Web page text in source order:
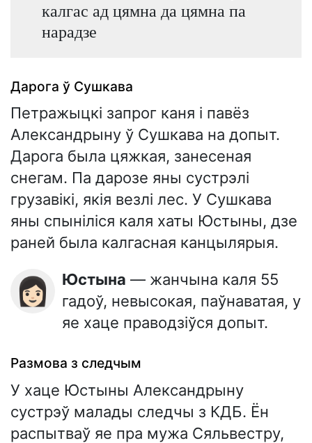
калгас ад цямна да цямна па
нарадзе
Дарога ў Сушкава
Петражыцкі запрог каня і павёз
Александрыну ў Сушкава на допыт.
Дарога была цяжкая, занесеная
снегам. Па дарозе яны сустрэлі
грузавікі, якія везлі лес. У Сушкава
яны спыніліся каля хаты Юстыны, дзе
раней была калгасная канцылярыя.
👩🏻 Юстына — жанчына каля 55
гадоў, невысокая, паўнаватая, у
яе хаце праводзіўся допыт.
Размова з следчым
У хаце Юстыны Александрыну
сустрэў малады следчы з КДБ. Ён
распытваў яе пра мужа Сяльвестру,